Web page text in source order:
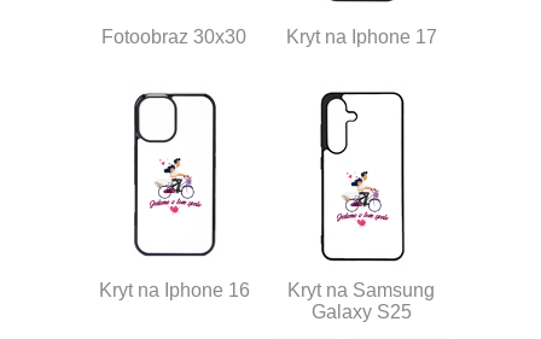
Fotoobraz 30x30 Kryt na Iphone 17
Kryt na Iphone 16
Kryt na Samsung
Galaxy S25